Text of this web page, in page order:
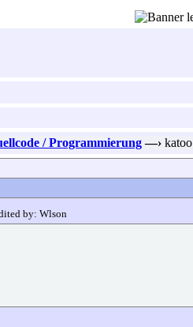
/ Programmierung —› katoo
by: Wlson